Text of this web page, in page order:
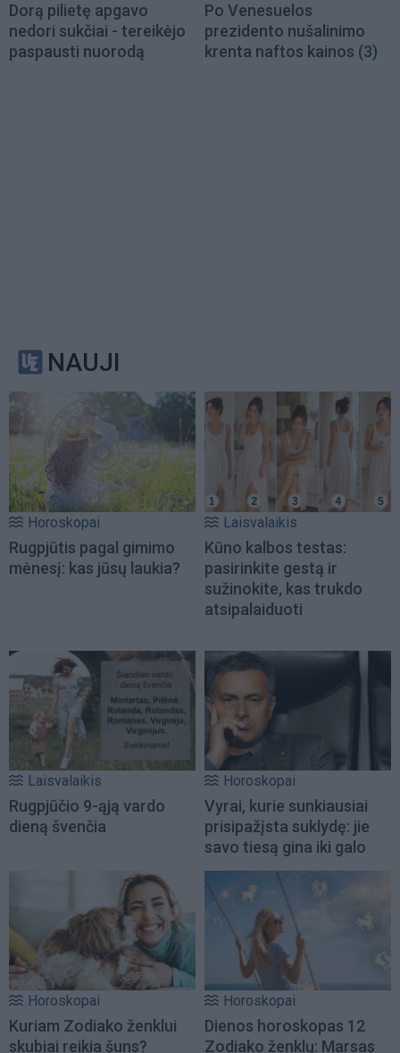
Dorą pilietę apgavo
nedori sukčiai - tereikėjo
paspausti nuorodą
Po Venesuelos
prezidento nušalinimo
krenta naftos kainos (3)
NAUJI
Horoskopai
Rugpjūtis pagal gimimo
mėnesį: kas jūsų laukia?
Laisvalaikis
Kūno kalbos testas:
pasirinkite gestą ir
sužinokite, kas trukdo
atsipalaiduoti
Laisvalaikis
Rugpjūčio 9-ąją vardo
dieną švenčia
Horoskopai
Vyrai, kurie sunkiausiai
prisipažįsta suklydę: jie
savo tiesą gina iki galo
Horoskopai
Kuriam Zodiako ženklui
skubiai reikia šuns?
Horoskopai
Dienos horoskopas 12
Zodiako ženklų: Marsas